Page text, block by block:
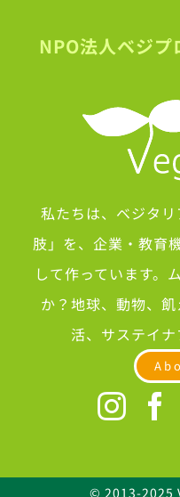
NPO法人ベジ
私たちは、ベジタ
肢」を、企業・教育
して作っています。
か？地球、動物、
活、サステイナ
© 2013-2025